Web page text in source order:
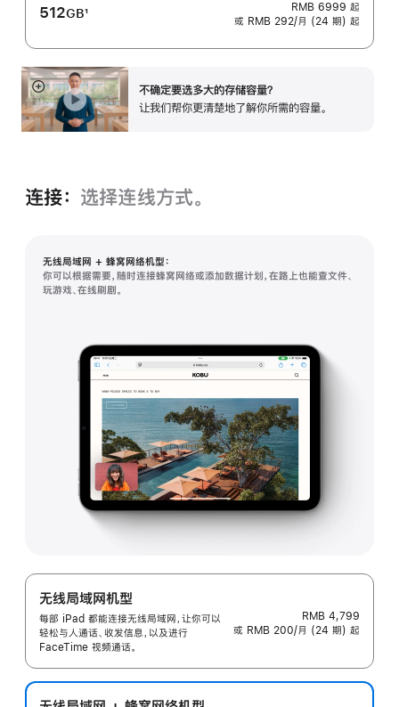
512GB
注
1
RMB 6999 起
或 RMB 292/月 (24 期) 起
不确定要选多大的存储容⁠量？
让我们帮你更清楚地了解你所需的容量。
展
开
连接： 选择连线方式。
无线局域网 + 蜂窝网络机型：
你可以根据需要，随时连接蜂窝网络或添加数据计划，在路上也能查文件、
玩游戏、在线刷剧。
无线局域网机型
每部 iPad 都能连接无线局域网，让你可以
轻松与人通话、收发信息，以及进行
FaceTime 视频通话。
RMB 4,799
或 RMB 200/月 (24 期) 起